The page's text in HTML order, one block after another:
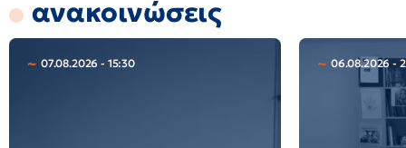
ανακοινώσεις
07.08.2026 - 15:30 06.08.2026 -